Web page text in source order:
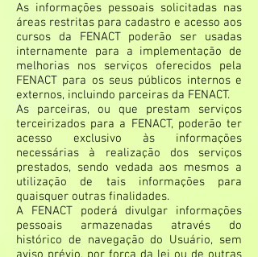
As informações pessoais solicitadas nas
áreas restritas para cadastro e acesso aos
cursos da FENACT poderão ser usadas
internamente para a implementação de
melhorias nos serviços oferecidos pela
FENACT para os seus públicos internos e
externos, incluindo parceiras da FENACT.
As parceiras, ou que prestam serviços
terceirizados para a FENACT, poderão ter
acesso exclusivo às informações
necessárias à realização dos serviços
prestados, sendo vedada aos mesmos a
utilização de tais informações para
quaisquer outras finalidades.
A FENACT poderá divulgar informações
pessoais armazenadas através do
histórico de navegação do Usuário, sem